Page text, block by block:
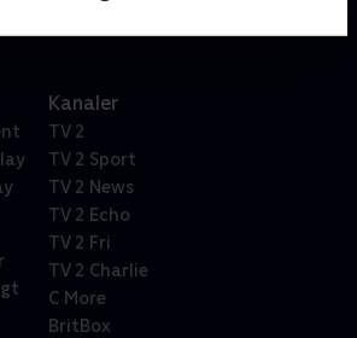
Kanaler
TV 2
TV 2 Sport
TV 2 News
TV 2 Echo
TV 2 Fri
TV 2 Charlie
C More
BritBox